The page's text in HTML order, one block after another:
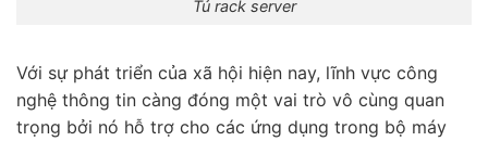
Tủ rack server
Với sự phát triển của xã hội hiện nay, lĩnh vực công
nghệ thông tin càng đóng một vai trò vô cùng quan
trọng bởi nó hỗ trợ cho các ứng dụng trong bộ máy